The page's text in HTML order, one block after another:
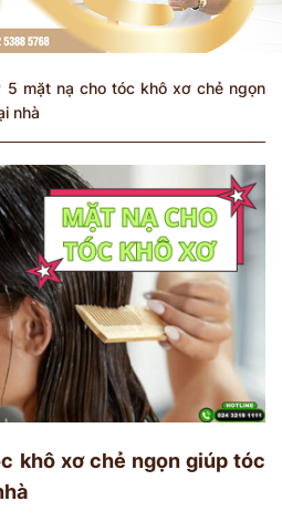
5 mặt nạ cho tóc khô xơ chẻ ngọn
nhà
khô xơ chẻ ngọn giúp tóc